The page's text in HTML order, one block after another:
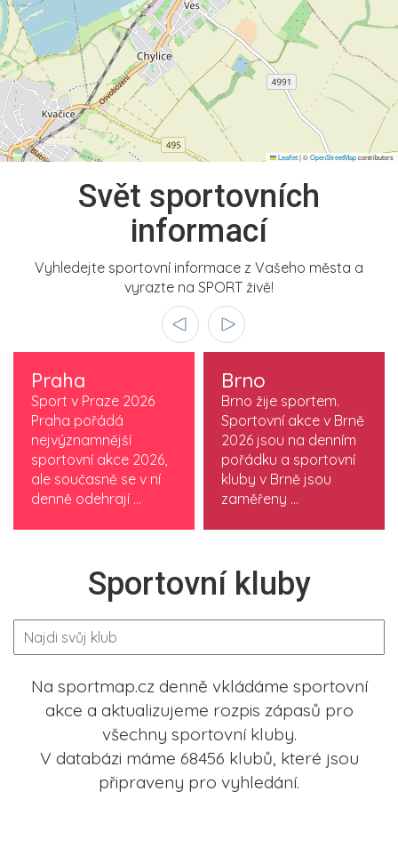
Leaflet|©OpenStreetMapcontributors
Svět sportovních
informací
Vyhledejte sportovní informace z Vašeho města a
vyrazte na SPORT živě!
Praha
Sport v Praze 2026
Praha pořádá
nejvýznamnější
sportovní akce 2026,
ale současně se v ní
denně odehrají ...
Brno
Brno žije sportem.
Sportovní akce v Brně
2026 jsou na denním
pořádku a sportovní
kluby v Brně jsou
zaměřeny ...
Sportovní kluby
Na sportmap.cz denně vkládáme sportovní
akce a aktualizujeme rozpis zápasů pro
všechny sportovní kluby.
V databázi máme 68456 klubů, které jsou
připraveny pro vyhledání.